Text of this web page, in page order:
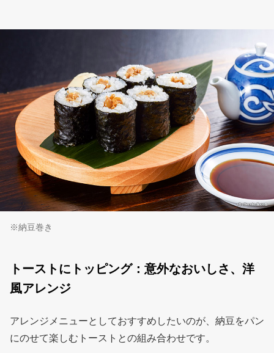
※納豆巻き
トーストにトッピング：意外なおいしさ、洋
風アレンジ
アレンジメニューとしておすすめしたいのが、納豆をパン
にのせて楽しむトーストとの組み合わせです。